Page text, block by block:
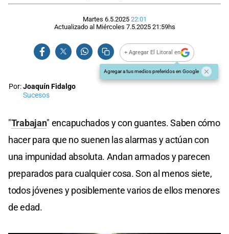
Martes 6.5.2025 22:01
Actualizado al Miércoles 7.5.2025 21:59hs
+ Agregar El Litoral en
Agregar a tus medios preferidos en Google
Por:Joaquín Fidalgo
Sucesos
"Trabajan" encapuchados y con guantes. Saben cómo
hacer para que no suenen las alarmas y actúan con
una impunidad absoluta. Andan armados y parecen
preparados para cualquier cosa. Son al menos siete,
todos jóvenes y posiblemente varios de ellos menores
de edad.